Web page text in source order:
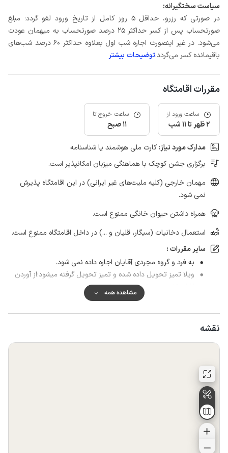
سیاست سختگیرانه:
در صورتی که رزرو، حداقل 5 روز کامل از تاریخ ورود لغو گردد؛ مبلغ
صورتحساب پس از کسر حداکثر 25 درصد صورتحساب به میهمان عودت
می‌شود. در غیر اینصورت اجاره شب اول بعلاوه حداکثر 60 درصد شب‌های
باقیمانده کسر می‌گردد.توضیحات بیشتر
مقررات اقامتگاه
ساعت ورود از
2 ظهر تا 11 شب
ساعت خروج تا
11 صبح
مدارک مورد نیاز:کارت ملی هوشمند یا شناسنامه
برگزاری جشن کوچک با هماهنگی میزبان امکانپذیر است.
مهمان خارجی (کلیه ملیت‌های غیر ایرانی) در این اقامتگاه پذیرش
نمی شود.
همراه داشتن حیوان خانگی ممنوع است.
استعمال دخانیات (سیگار، قلیان و ...) در داخل اقامتگاه ممنوع است.
سایر مقررات :
به فرد و گروه مجردی آقایان اجاره داده نمی شود.
ویلا تمیز تحویل داده شده و تمیز تحویل گرفته میشود؛از آوردن
افراد خارج رزرو خود داری فرمایید.
رفت و آمد مهمان حتی ساعتی هم جزو نفرات حساب میگردد.
مشاهده همه
نقشه